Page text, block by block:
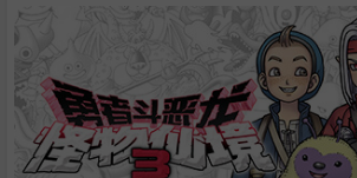
关于这款游戏
. 【故事】
.【本作的特征】
.系统需求
6.支持作者